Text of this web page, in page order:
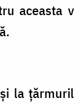
aceasta
la